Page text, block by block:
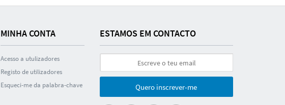
MINHA CONTA
Acesso a utulizadores
Registo de utilizadores
Esqueci-me da palabra-chave
ESTAMOS EM CONTACTO
Quero inscrever-me